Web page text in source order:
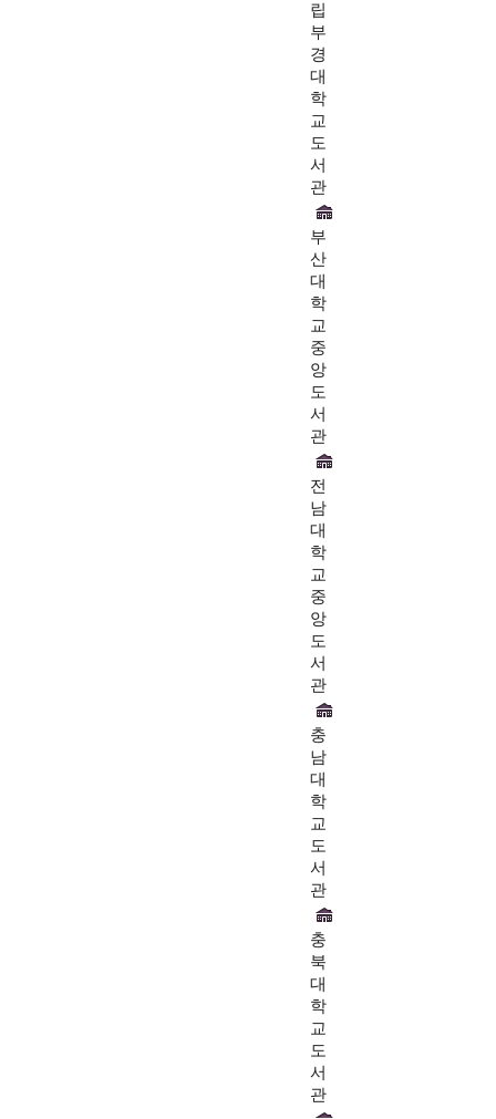
립
부
경
대
학
교
도
서
관
부
산
대
학
교
중
앙
도
서
관
전
남
대
학
교
중
앙
도
서
관
충
남
대
학
교
도
서
관
충
북
대
학
교
도
서
관